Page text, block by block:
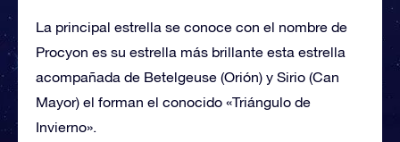
La principal estrella se conoce con el nombre de
Procyon es su estrella más brillante esta estrella
acompañada de Betelgeuse (Orión) y Sirio (Can
Mayor) el forman el conocido «Triángulo de
Invierno».